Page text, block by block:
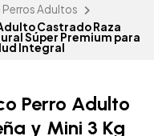
Adultos
Castrado Raza
Súper Premium para
Integral
Perro Adulto
y Mini 3 Kg